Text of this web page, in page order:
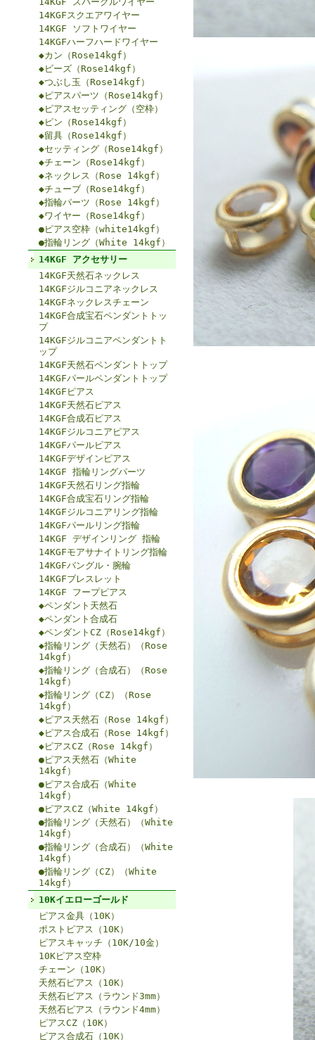
14KGFスクエアワイヤー
14KGF ソフトワイヤー
14KGFハーフハードワイヤー
◆カン（Rose14kgf）
◆ビーズ（Rose14kgf）
◆つぶし玉（Rose14kgf）
◆ピアスパーツ（Rose14kgf）
◆ピアスセッティング（空枠）
◆ピン（Rose14kgf）
◆留具（Rose14kgf）
◆セッティング（Rose14kgf）
◆チェーン（Rose14kgf）
◆ネックレス（Rose 14kgf）
◆チューブ（Rose14kgf）
◆指輪パーツ（Rose 14kgf）
◆ワイヤー（Rose14kgf）
●ピアス空枠（white14kgf）
●指輪リング（White 14kgf）
14KGF アクセサリー
14KGF天然石ネックレス
14KGFジルコニアネックレス
14KGFネックレスチェーン
14KGF合成宝石ペンダントトッ
プ
14KGFジルコニアペンダントト
ップ
14KGF天然石ペンダントトップ
14KGFパールペンダントトップ
14KGFピアス
14KGF天然石ピアス
14KGF合成石ピアス
14KGFジルコニアピアス
14KGFパールピアス
14KGFデザインピアス
14KGF 指輪リングパーツ
14KGF天然石リング指輪
14KGF合成宝石リング指輪
14KGFジルコニアリング指輪
14KGFパールリング指輪
14KGF デザインリング 指輪
14KGFモアサナイトリング指輪
14KGFバングル・腕輪
14KGFブレスレット
14KGF フープピアス
◆ペンダント天然石
◆ペンダント合成石
◆ペンダントCZ（Rose14kgf）
◆指輪リング（天然石）（Rose
14kgf）
◆指輪リング（合成石）（Rose
14kgf）
◆指輪リング（CZ）（Rose
14kgf）
◆ピアス天然石（Rose 14kgf）
◆ピアス合成石（Rose 14kgf）
◆ピアスCZ（Rose 14kgf）
●ピアス天然石（White
14kgf）
●ピアス合成石（White
14kgf）
●ピアスCZ（White 14kgf）
●指輪リング（天然石）（White
14kgf）
●指輪リング（合成石）（White
14kgf）
●指輪リング（CZ）（White
14kgf）
10Kイエローゴールド
ピアス金具（10K）
ポストピアス（10K）
ピアスキャッチ（10K/10金）
10Kピアス空枠
チェーン（10K）
天然石ピアス（10K）
天然石ピアス（ラウンド3mm）
天然石ピアス（ラウンド4mm）
ピアスCZ（10K）
ピアス合成石（10K）